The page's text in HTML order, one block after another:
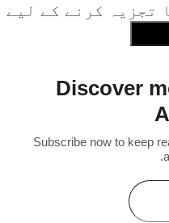
تجزیہ کرنے کے لیے
Discover
Subscribe now to keep